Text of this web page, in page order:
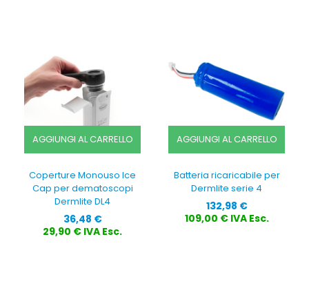
AGGIUNGI AL CARRELLO
Coperture Monouso Ice
Cap per dematoscopi
Dermlite DL4
Prezzo
36,48 €
29,90 € IVA Esc.
AGGIUNGI AL CARRELLO
Batteria ricaricabile per
Dermlite serie 4
Prezzo
132,98 €
109,00 € IVA Esc.